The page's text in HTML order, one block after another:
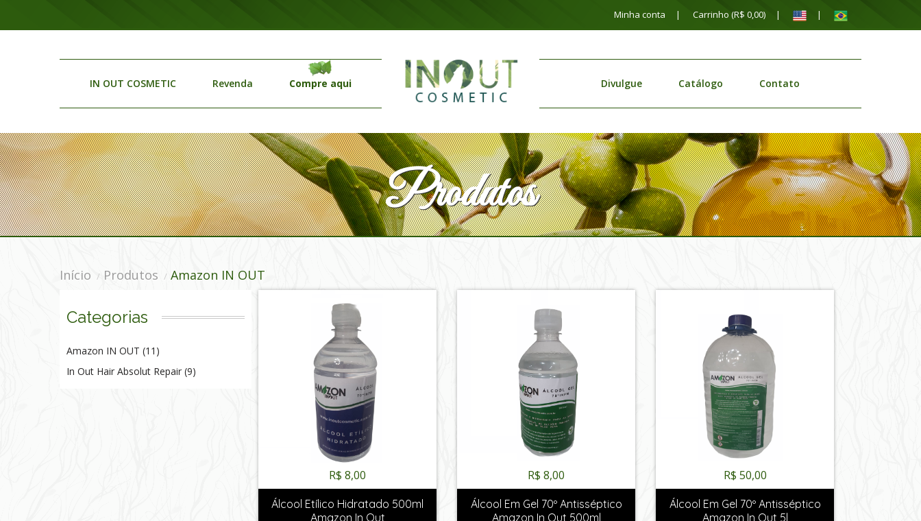
Minha conta Carrinho (R$ 0,00)
IN OUT COSMETIC Revenda Compre aqui Divulgue Catálogo Contato
Produtos
Início / Produtos / Amazon IN OUT
Categorias
Amazon IN OUT (11)
In Out Hair Absolut Repair (9)
R$ 8,00
Álcool Etílico Hidratado 500ml
Amazon In Out
R$ 8,00
Álcool Em Gel 70º Antisséptico
Amazon In Out 500ml
R$ 50,00
Álcool Em Gel 70º Antisséptico
Amazon In Out 5l